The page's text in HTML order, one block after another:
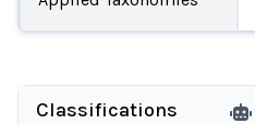
Classifications